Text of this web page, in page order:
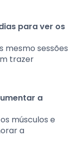
para ver os
mesmo sessões
trazer
a
músculos e
a